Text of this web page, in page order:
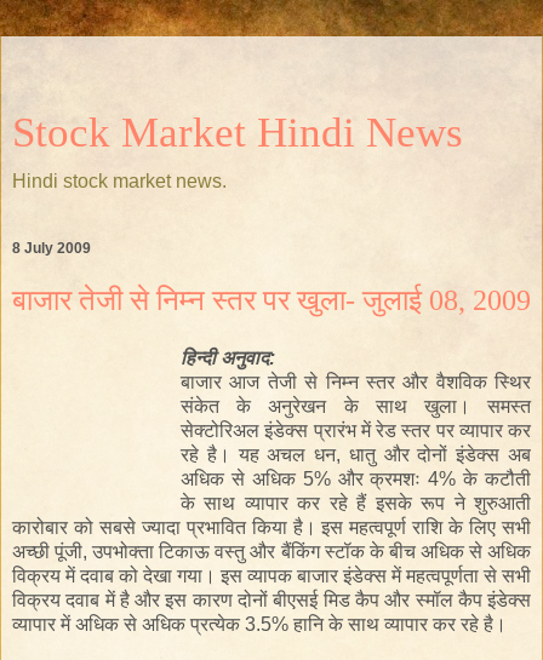
Stock Market Hindi News
Hindi stock market news.
8 July 2009
बाजार तेजी से निम्न स्तर पर खुला- जुलाई 08, 2009
हिन्दीअनुवाद:
बाजार आज तेजी से निम्न स्तर और वैशविक स्थिर
संकेत
के अनुरेखन के साथ खुला।समस्त
सेक्टोरिअल इंडेक्सप्रारंभ में रेड स्तर पर व्यापार कर
रहे है।यहअचलधन, धातु और दोनोंइंडेक्सअब
अधिक से अधिक5% और क्रमशः 4% के कटौती
के साथ व्यापार कर रहे हैंइसके रूप नेशुरुआती
कारोबारकोसबसे ज्यादा प्रभावित किया है।इस महत्वपूर्ण राशि के लिए सभी
अच्छी पूंजी,उपभोक्ता टिकाऊ वस्तु और बैंकिंगस्टॉक के बीच अधिक से अधिक
विक्रय में दवाब को देखा गया ।इस व्यापक बाजार इंडेक्समें महत्वपूर्णता से सभी
विक्रय दवाब में है और इस कारण दोनों बीएसई मिड कैप और स्मॉल कैप इंडेक्स
व्यापार में अधिक से अधिक प्रत्येक 3.5% हानि के साथ व्यापार कर रहे है ।